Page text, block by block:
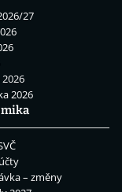
27
2026
– změny